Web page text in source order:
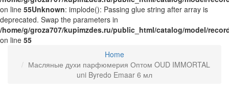
on line 55Unknown: implode(): Passing glue string after array is
deprecated. Swap the parameters in
/home/g/groza707/kupimzdes.ru/public_html/catalog/model/
on line 55
Home
Масляные духи парфюмерия Оптом OUD IMMORTAL
uni Byredo Emaar 6 мл